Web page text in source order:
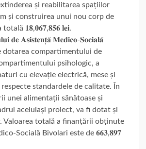
și reabilitarea spațiilor
și construirea unui nou corp de
𝟏𝟖,𝟎𝟔𝟕,𝟖𝟓𝟔 𝐥𝐞𝐢.
𝐝𝐞 𝐀𝐬𝐢𝐬𝐭𝐞𝐧𝐭̦𝐚̆ 𝐌𝐞𝐝𝐢𝐜𝐨-𝐒𝐨𝐜𝐢𝐚𝐥𝐚̆
dotarea compartimentului de
psihologic, a
cu elevație electrică, mese și
standardele de calitate. În
unei alimentații sănătoase și
aceluiași proiect, va fi dotat și
Valoarea totală a finanțării obținute
Socială Bivolari este de 𝟔𝟔𝟑,𝟖𝟗𝟕